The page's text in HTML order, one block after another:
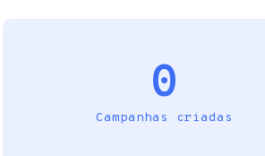
0
Campanhas criadas